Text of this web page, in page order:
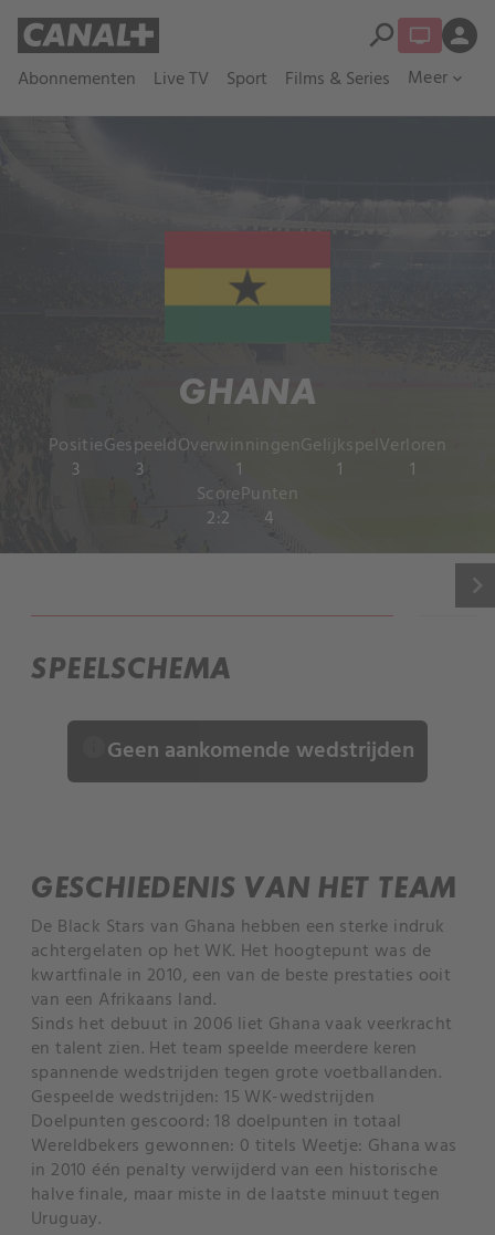
Abonnementen Live TV Sport Films & Series Meer expand_more
search person
GHANA
Positie
3
Gespeeld
3
Overwinningen
1
Gelijkspel
1
Verloren
1
Score
2:2
Punten
4
keyboard_arrow_right
SPEELSCHEMA
Geen aankomende wedstrijden
GESCHIEDENIS VAN HET TEAM
De Black Stars van Ghana hebben een sterke indruk
achtergelaten op het WK. Het hoogtepunt was de
kwartfinale in 2010, een van de beste prestaties ooit
van een Afrikaans land.
Sinds het debuut in 2006 liet Ghana vaak veerkracht
en talent zien. Het team speelde meerdere keren
spannende wedstrijden tegen grote voetballanden.
Gespeelde wedstrijden: 15 WK-wedstrijden
Doelpunten gescoord: 18 doelpunten in totaal
Wereldbekers gewonnen: 0 titels Weetje: Ghana was
in 2010 één penalty verwijderd van een historische
halve finale, maar miste in de laatste minuut tegen
Uruguay.